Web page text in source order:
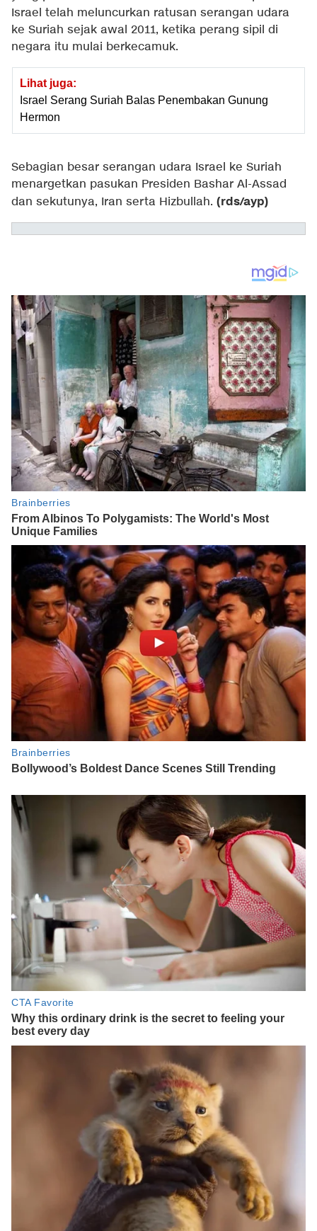
Israel telah meluncurkan ratusan serangan udara
ke Suriah sejak awal 2011, ketika perang sipil di
negara itu mulai berkecamuk.
Lihat juga:
Israel Serang Suriah Balas Penembakan Gunung
Hermon
Sebagian besar serangan udara Israel ke Suriah
menargetkan pasukan Presiden Bashar Al-Assad
dan sekutunya, Iran serta Hizbullah. (rds/ayp)